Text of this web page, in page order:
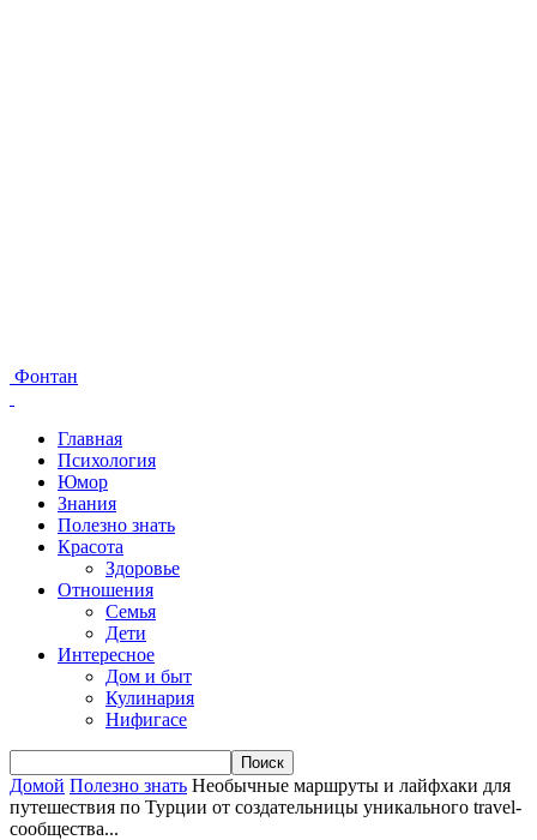
Фонтан
Главная
Психология
Юмор
Знания
Полезно знать
Красота
Здоровье
Отношения
Семья
Дети
Интересное
Дом и быт
Кулинария
Нифигасе
Домой Полезно знать Необычные маршруты и лайфхаки для
путешествия по Турции от создательницы уникального travel-
сообщества...